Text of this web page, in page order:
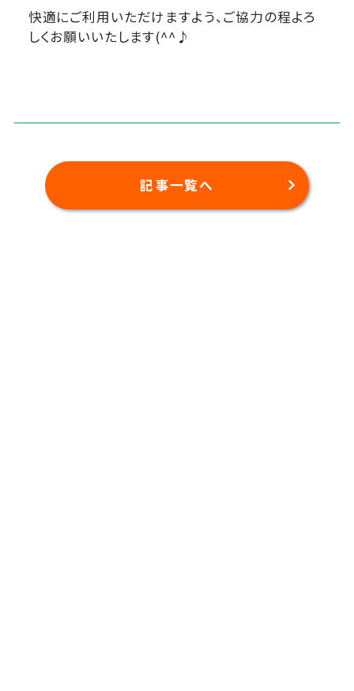
快適にご利用いただけますよう、ご協力の程よろ
しくお願いいたします(^^♪
記事一覧へ